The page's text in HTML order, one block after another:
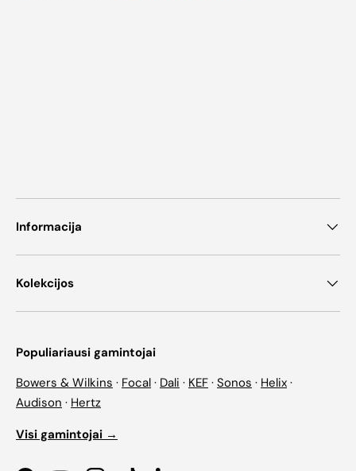
Informacija
Kolekcijos
Populiariausi gamintojai
Bowers & Wilkins · Focal · Dali · KEF · Sonos · Helix ·
Audison · Hertz
Visi gamintojai →